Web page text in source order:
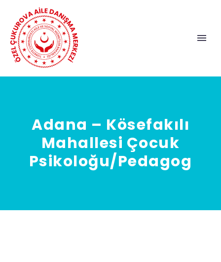
Adana – Kösefakılı
Mahallesi Çocuk
Psikoloğu/Pedagog